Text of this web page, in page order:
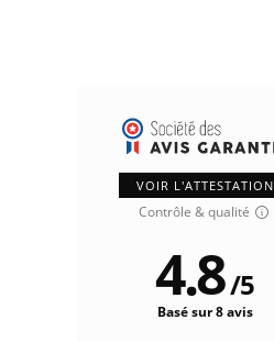
VOIR L'ATTESTATION
Contrôle & qualité
4.8/5
Basé sur 8 avis